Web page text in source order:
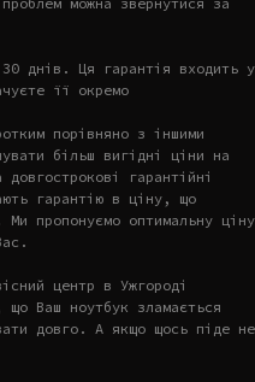
днів. Ця гарантія входить у
її окремо
порівняно з іншими
більш вигідні ціни на
гарантійні
гарантію в ціну, що
Ми пропонуємо оптимальну ціну
центр в Ужгороді
Ваш ноутбук зламається
довго. А якщо щось піде не